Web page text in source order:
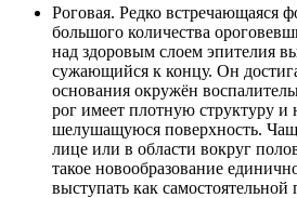
Роговая. Редко встречающаяся
большого количества
над здоровым слоем эпителия
сужающийся к концу. Он
основания окружён
рог имеет плотную структуру и
шелушащуюся поверхность.
лице или в области вокруг
такое новообразование
выступать как самостоятельной